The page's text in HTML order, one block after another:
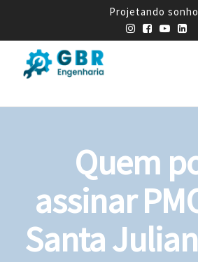
Projetando
Engenharia
Quem
assinar
Santa